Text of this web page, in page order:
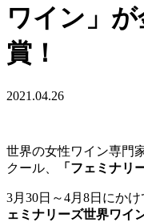
ワイン」
賞！
2021.04.26
世界の女性ワイン専門
クール、
「フェミナリ
3月30日～4月8日にか
ェミナリーズ世界ワイ